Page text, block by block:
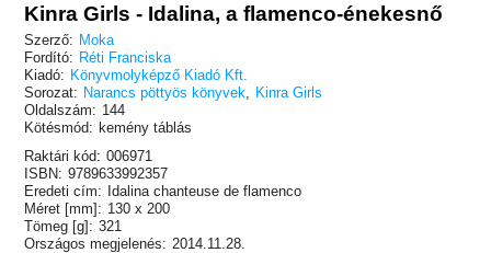
Kinra Girls - Idalina, a flamenco-énekesnő
Szerző: Moka
Fordító: Réti Franciska
Kiadó: Könyvmolyképző Kiadó Kft.
Sorozat: Narancs pöttyös könyvek
Kinra Girls
Oldalszám: 144
Kötésmód: kemény táblás
Raktári kód: 006971
ISBN: 9789633992357
Eredeti cím:
Idalina chanteuse de flamenco
Méret [mm]: 130 x 200
Tömeg [g]: 321
Országos megjelenés: 2014.11.28.